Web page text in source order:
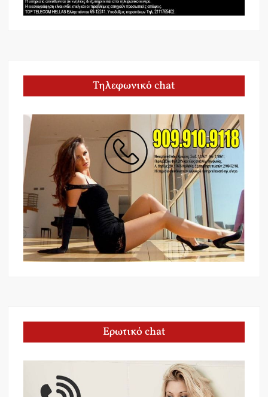
Τηλεφωνικό chat
Ερωτικό chat